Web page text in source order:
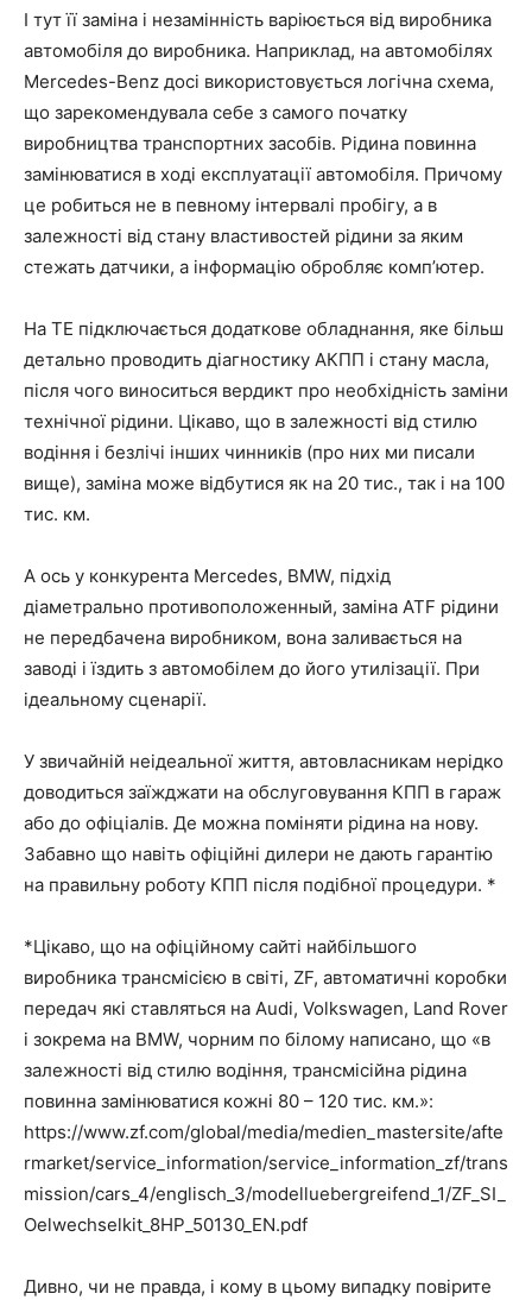
І тут її заміна і незамінність варіюється від виробника
автомобіля до виробника. Наприклад, на автомобілях
Mercedes-Benz досі використовується логічна схема,
що зарекомендувала себе з самого початку
виробництва транспортних засобів. Рідина повинна
замінюватися в ході експлуатації автомобіля. Причому
це робиться не в певному інтервалі пробігу, а в
залежності від стану властивостей рідини за яким
стежать датчики, а інформацію обробляє комп’ютер.
На ТЕ підключається додаткове обладнання, яке більш
детально проводить діагностику АКПП і стану масла,
після чого виноситься вердикт про необхідність заміни
технічної рідини. Цікаво, що в залежності від стилю
водіння і безлічі інших чинників (про них ми писали
вище), заміна може відбутися як на 20 тис., так і на 100
тис. км.
А ось у конкурента Mercedes, BMW, підхід
діаметрально противоположенный, заміна ATF рідини
не передбачена виробником, вона заливається на
заводі і їздить з автомобілем до його утилізації. При
ідеальному сценарії.
У звичайній неідеальної життя, автовласникам нерідко
доводиться заїжджати на обслуговування КПП в гараж
або до офіціалів. Де можна поміняти рідина на нову.
Забавно що навіть офіційні дилери не дають гарантію
на правильну роботу КПП після подібної процедури. *
*Цікаво, що на офіційному сайті найбільшого
виробника трансмісією в світі, ZF, автоматичні коробки
передач які ставляться на Audi, Volkswagen, Land Rover
і зокрема на BMW, чорним по білому написано, що «в
залежності від стилю водіння, трансмісійна рідина
повинна замінюватися кожні 80 – 120 тис. км.»:
https://www.zf.com/global/media/medien_mastersite/afte
rmarket/service_information/service_information_zf/trans
mission/cars_4/englisch_3/modelluebergreifend_1/ZF_SI_
Oelwechselkit_8HP_50130_EN.pdf
Дивно, чи не правда, і кому в цьому випадку повірите